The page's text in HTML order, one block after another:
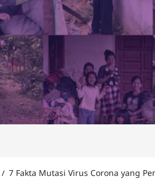
7 Fakta Mutasi Virus Corona yang